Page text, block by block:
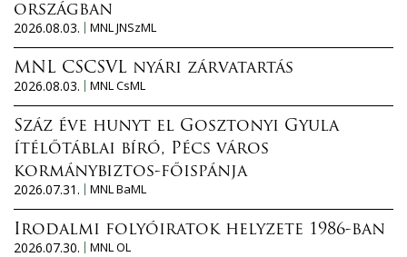
országban
2026.08.03.
MNL JNSzML
MNL CSCSVL nyári zárvatartás
2026.08.03.
MNL CsML
Száz éve hunyt el Gosztonyi Gyula
ítélőtáblai bíró, Pécs város
kormánybiztos-főispánja
2026.07.31.
MNL BaML
Irodalmi folyóiratok helyzete 1986-ban
2026.07.30.
MNL OL